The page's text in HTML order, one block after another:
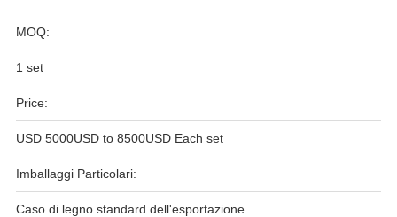
MOQ:
1 set
Price:
USD 5000USD to 8500USD Each set
Imballaggi Particolari:
Caso di legno standard dell'esportazione